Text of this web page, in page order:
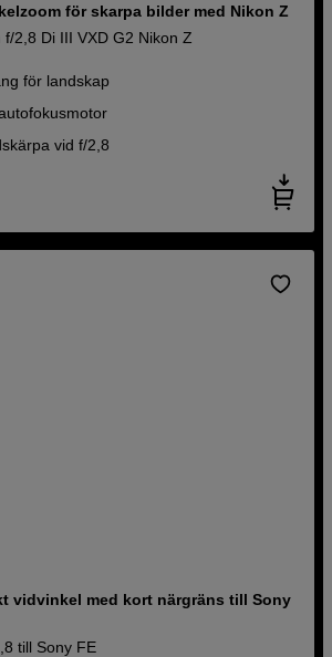
för skarpa bilder med Nikon Z
2,8 Di III VXD G2 Nikon Z
för landskap
vid f/2,8
vidvinkel med kort närgräns till Sony
till Sony FE